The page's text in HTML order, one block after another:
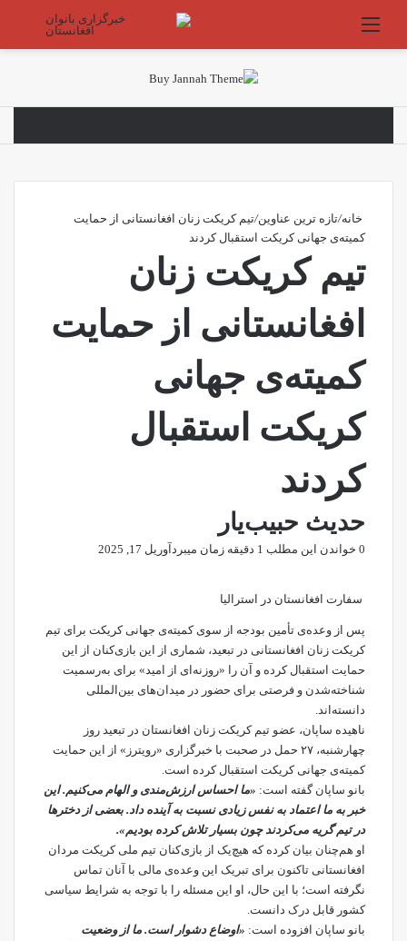
منو
خانه/تازه ترین عناوین/تیم کریکت زنان افغانستانی از حمایت
کمیته‌ی جهانی کریکت استقبال کردند
تیم کریکت زنان
افغانستانی از حمایت
کمیته‌ی جهانی
کریکت استقبال
کردند
حدیث حبیب‌یار
آوریل 17, 2025 0 خواندن این مطلب 1 دقیقه زمان میبرد
سفارت افغانستان در استرالیا
پس از وعده‌ی تأمین بودجه از سوی کمیته‌ی جهانی کریکت برای تیم
کریکت زنان افغانستانی در تبعید، شماری از این بازی‌کنان از این
حمایت استقبال کرده و آن را «روزنه‌ای از امید» برای به‌رسمیت‌
شناخته‌شدن و فرصتی برای حضور در میدان‌های بین‌المللی
دانسته‌اند.
ناهیده ساپان، عضو تیم کریکت زنان افغانستان در تبعید روز
چهارشنبه، ۲۷ حمل در صحبت با خبرگزاری
«رویترز» از این حمایت
کمیته‌ی جهانی کریکت استقبال کرده است.
بانو ساپان گفته است: «ما احساس ارزش‌مندی و الهام می‌کنیم. این
خبر به ما اعتماد به نفس زیادی نسبت به آینده داد. بعضی از دخترها
در تیم گریه می‌کردند چون بسیار تلاش کرده بودیم».
او هم‌چنان بیان کرده که هیچ‌یک از بازی‌کنان تیم ملی کریکت مردان
افغانستانی تاکنون برای تبریک این وعده‌ی مالی با آنان تماس
نگرفته‌ است؛ با این حال، او این مسئله را با توجه به شرایط سیاسی
کشور قابل درک دانست.
بانو ساپان افزوده است: «اوضاع دشوار است. ما از وضعیت